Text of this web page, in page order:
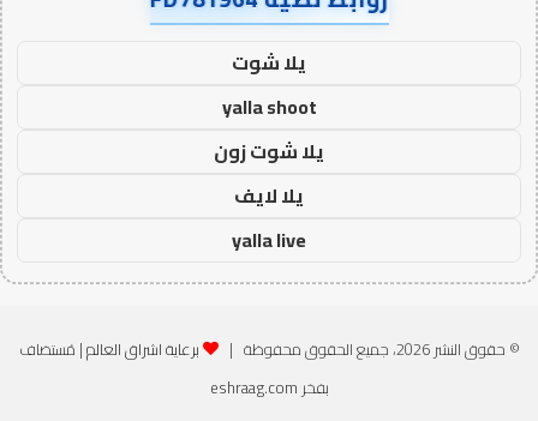
يلا شوت
yalla shoot
يلا شوت زون
يلا لايف
yalla live
© حقوق النشر 2026، جميع الحقوق محفوظة | برعاية اشراق العالم| مُستضاف
بفخر eshraag.com